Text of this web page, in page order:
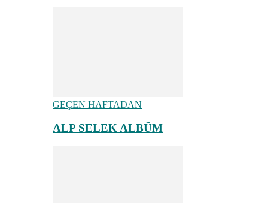
GEÇEN HAFTADAN
ALP SELEK ALBÜM